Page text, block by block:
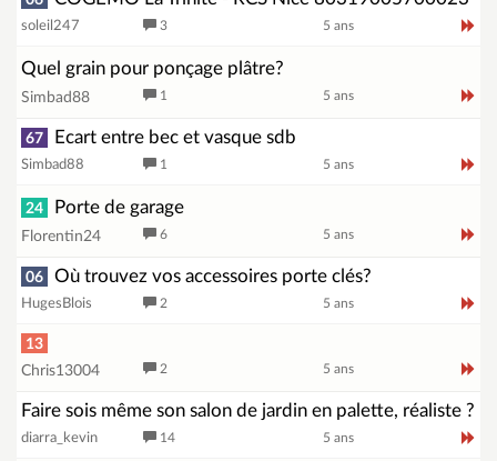
soleil247 3 5 ans
Quel grain pour ponçage plâtre?
Simbad88 1 5 ans
67 Ecart entre bec et vasque sdb
Simbad88 1 5 ans
24 Porte de garage
Florentin24 6 5 ans
06 Où trouvez vos accessoires porte clés?
HugesBlois 2 5 ans
13
Chris13004
2 5 ans
Faire sois même son salon de jardin en palette, réaliste ?
diarra_kevin 14 5 ans